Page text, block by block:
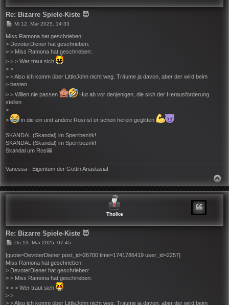
Re: Bizarre Spiele-Kiste 😈
B
i
t
r
a
g
Mi 12. Mär 2025, 14:33
Miss Ramona hat geschrieben:
> DevoterDiener hat geschrieben:
> > Miss Ramona hat geschrieben:
> > > Wer traut sich
> >
> > Also ich komm über LittleJohn nicht weg. Träume ja davon, aber der wird beim
> besten
> > Willen nie passen
Hut ab vor denjenigen, die sich der Herausforderung
stellen
>
>
in die ein und andere Rosi ist er schon herein geglitten
SKANDAL (Skandal) im Sperrbezirk!
SKANDAL (Skandal) im Sperrbezirk!
Skandal um Rosiiiii
Vanessa - Eigentum der Göttin Anastasia!
Tholke
Re: Bizarre Spiele-Kiste 😈
B
i
r
a
g
Do 13. Mär 2025, 07:45
[quote=DevoterDiener post_id=26700 time=1741786419 user_id=2257]
Miss Ramona hat geschrieben:
> DevoterDiener hat geschrieben:
> > Miss Ramona hat geschrieben:
> > > Wer traut sich
> >
> > Also ich komm über LittleJohn nicht weg. Träume ja davon, aber der wird beim